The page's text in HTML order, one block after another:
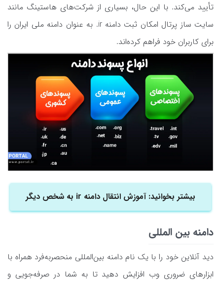
تأیید می‌کند. با این حال، بسیاری از شرکت‌های هاستینگ مانند
سایت ساز پرتال امکان ثبت دامنه ir. به عنوان دامنه ملی ایران را
برای کاربران خود فراهم کرده‌اند.
بیشتر بخوانید: آموزش انتقال دامنه ir به شخص دیگر
دامنه بین المللی
دید آنلاین خود را با یک نام دامنه بین‌المللی منحصربه‌فرد همراه با
ابزارهای ضروری وب افزایش دهید تا به شما در صرفه‌جویی و